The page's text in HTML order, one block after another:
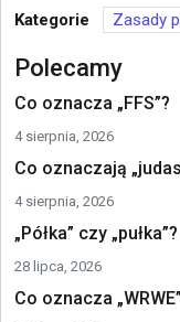
Kategorie Zasady
Polecamy
Co oznacza „FFS”?
4 sierpnia, 2026
Co oznaczają
4 sierpnia, 2026
„Półka” czy
28 lipca, 2026
Co oznacza